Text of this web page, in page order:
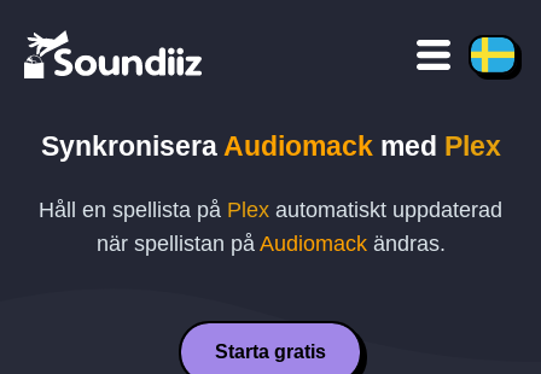
Synkronisera Audiomackmed Plex
Håll en spellista på Plex automatiskt uppdaterad
när spellistan på Audiomackändras.
Starta gratis